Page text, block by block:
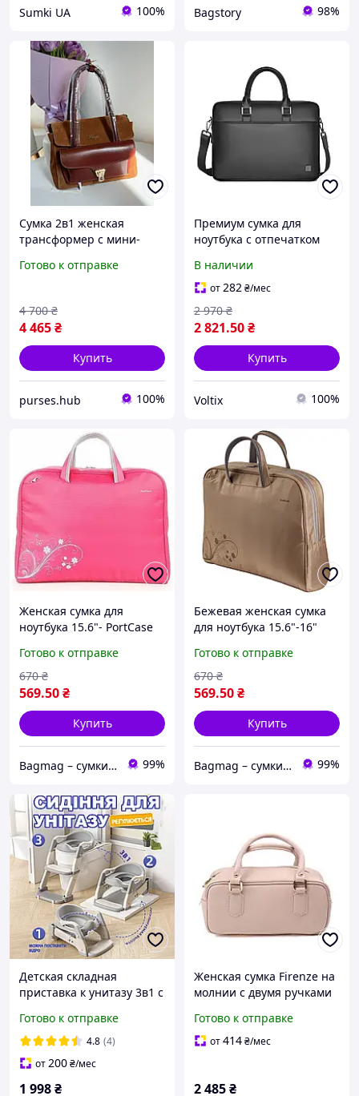
Sumki UA 100% Bagstory 98%
Сумка 2в1 женская
трансформер с мини-
Karya натуральная кожа
Готово к отправке
4 465₴
4 700 ₴
Купить
purses.hub 100%
Премиум сумка для
ноутбука с отпечатком
Fingerprint Lock Brief
Case, черная
В наличии
от282₴/мес
2 821.50₴
2 970 ₴
Купить
Voltix 100%
Женская сумка для
ноутбука 15.6"- PortCase
защитным отделением и
мягкими ручками
Готово к отправке
569.50₴
670 ₴
Купить
Bagmag – сумки, чемоданы, рюкзаки и аксессуары для вашего стиля и путешествий 99%
Бежевая женская сумка
для ноутбука 15.6"-16"
защитой и удобными
ручками
Готово к отправке
569.50₴
670 ₴
Купить
Bagmag – сумки, чемоданы, рюкзаки и аксессуары для вашего стиля и путешествий 99%
Детская складная
приставка к унитазу 3в1 с
насадка на стульчак
сиденья туалета
лестница для детей
Серая
Готово к отправке
4.8 (4)
от200₴/мес
1 998₴
Женская сумка Firenze на
молнии с двумя ручками
комплекте из
натуральной телячьей
Готово к отправке
от414₴/мес
2 485₴